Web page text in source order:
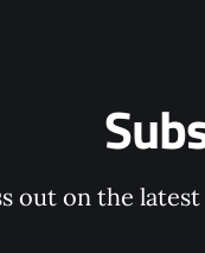
out on the